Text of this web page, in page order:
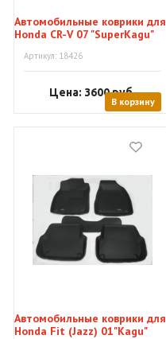
Автомобильные коврики для
Honda CR-V 07 "SuperKagu"
Артикул: 18426
Цена: 3600руб.
В корзину
Автомобильные коврики для
Honda Fit (Jazz) 01"Kagu"